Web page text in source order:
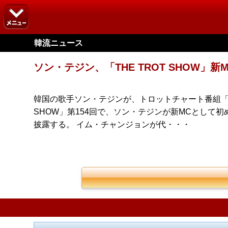
韓流ニュース
ソン・テジン、「THE TROT SHOW」新
韓国の歌手ソン・テジンが、トロットチャート番組
SHOW」第154回で、ソン・テジンが新MCとして
披露する。 イム・チャンジョンが代・・・